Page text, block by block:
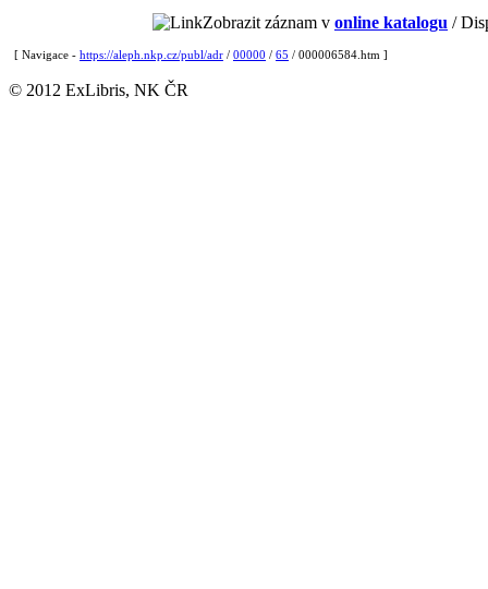
Zobrazit záznam v online katalogu /
[ Navigace - https://aleph.nkp.cz/publ/adr / 00000 / 65 / 000006584.htm ]
© 2012 ExLibris, NK ČR